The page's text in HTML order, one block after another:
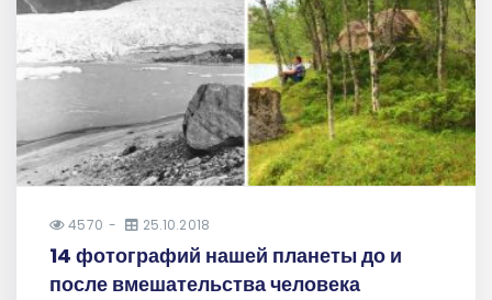
4570 25.10.2018
14 фотографий нашей планеты до и
после вмешательства человека